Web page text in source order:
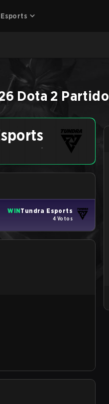
Dota 2 Partido
-
WINTundra Esports
4 Votos